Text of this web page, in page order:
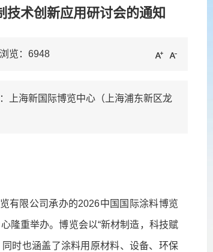
技术创新应用研讨会的通知
览： 6948
海新国际博览中心（上海浦东新区龙
限公司承办的2026中国国际涂料博览
隆重举办。博览会以“新材制造，科技赋
时也涵盖了涂料用原材料、设备、环保